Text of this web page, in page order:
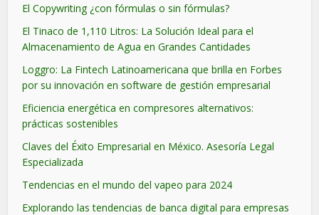
El Copywriting ¿con fórmulas o sin fórmulas?
El Tinaco de 1,110 Litros: La Solución Ideal para el
Almacenamiento de Agua en Grandes Cantidades
Loggro: La Fintech Latinoamericana que brilla en Forbes
por su innovación en software de gestión empresarial
Eficiencia energética en compresores alternativos:
prácticas sostenibles
Claves del Éxito Empresarial en México. Asesoría Legal
Especializada
Tendencias en el mundo del vapeo para 2024
Explorando las tendencias de banca digital para empresas